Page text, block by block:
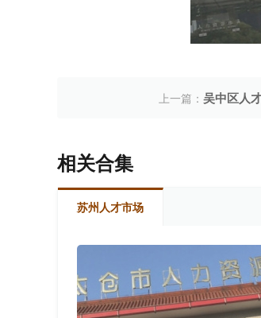
上一篇： 吴中区人
相关合集
苏州人才市场